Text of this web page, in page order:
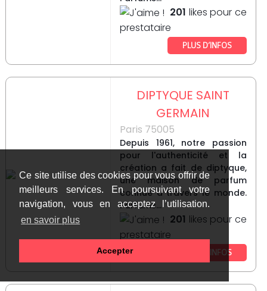
Ce site utilise des cookies pour vous offrir de
meilleurs services. En poursuivant votre
navigation, vous en acceptez l’utilisation.
en savoir plus
Accepter
201 likes pour ce
prestataire
PLUS D’INFOS
DIPTYQUE SAINT
GERMAIN
Paris 75005
Depuis 1961, notre passion
pour l'authenticité et la
création a fait de diptyque,
une maison de parfum
connue à travers le monde.
Parfums...
201 likes pour ce
prestataire
PLUS D’INFOS